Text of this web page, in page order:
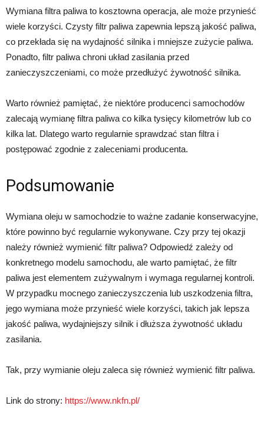
Wymiana filtra paliwa to kosztowna operacja, ale może przynieść
wiele korzyści. Czysty filtr paliwa zapewnia lepszą jakość paliwa,
co przekłada się na wydajność silnika i mniejsze zużycie paliwa.
Ponadto, filtr paliwa chroni układ zasilania przed
zanieczyszczeniami, co może przedłużyć żywotność silnika.
Warto również pamiętać, że niektóre producenci samochodów
zalecają wymianę filtra paliwa co kilka tysięcy kilometrów lub co
kilka lat. Dlatego warto regularnie sprawdzać stan filtra i
postępować zgodnie z zaleceniami producenta.
Podsumowanie
Wymiana oleju w samochodzie to ważne zadanie konserwacyjne,
które powinno być regularnie wykonywane. Czy przy tej okazji
należy również wymienić filtr paliwa? Odpowiedź zależy od
konkretnego modelu samochodu, ale warto pamiętać, że filtr
paliwa jest elementem zużywalnym i wymaga regularnej kontroli.
W przypadku mocnego zanieczyszczenia lub uszkodzenia filtra,
jego wymiana może przynieść wiele korzyści, takich jak lepsza
jakość paliwa, wydajniejszy silnik i dłuższa żywotność układu
zasilania.
Tak, przy wymianie oleju zaleca się również wymienić filtr paliwa.
Link do strony: https://www.nkfn.pl/